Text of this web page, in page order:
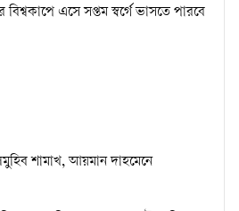
বিশ্বকাপে এসে সপ্তম স্বর্গে ভাসতে পারবে
শামাখ, আয়মান দাহমেনে